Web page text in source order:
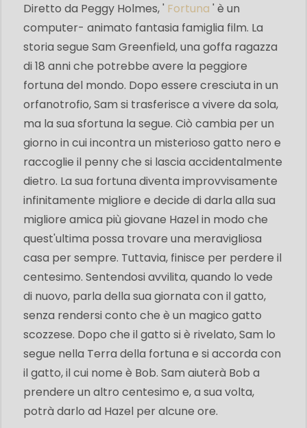
Diretto da Peggy Holmes, ' Fortuna ' è un
computer- animato fantasia famiglia film. La
storia segue Sam Greenfield, una goffa ragazza
di 18 anni che potrebbe avere la peggiore
fortuna del mondo. Dopo essere cresciuta in un
orfanotrofio, Sam si trasferisce a vivere da sola,
ma la sua sfortuna la segue. Ciò cambia per un
giorno in cui incontra un misterioso gatto nero e
raccoglie il penny che si lascia accidentalmente
dietro. La sua fortuna diventa improvvisamente
infinitamente migliore e decide di darla alla sua
migliore amica più giovane Hazel in modo che
quest'ultima possa trovare una meravigliosa
casa per sempre. Tuttavia, finisce per perdere il
centesimo. Sentendosi avvilita, quando lo vede
di nuovo, parla della sua giornata con il gatto,
senza rendersi conto che è un magico gatto
scozzese. Dopo che il gatto si è rivelato, Sam lo
segue nella Terra della fortuna e si accorda con
il gatto, il cui nome è Bob. Sam aiuterà Bob a
prendere un altro centesimo e, a sua volta,
potrà darlo ad Hazel per alcune ore.